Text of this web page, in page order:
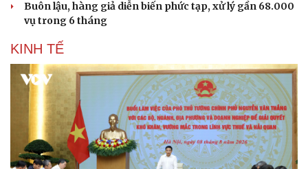
Săn Tour
check-in
Đọc truyện đêm khuya
Buôn lậu, hàng giả diễn biến phức tạp, xử lý gần 68.000
vụ trong 6 tháng
KINH TẾ